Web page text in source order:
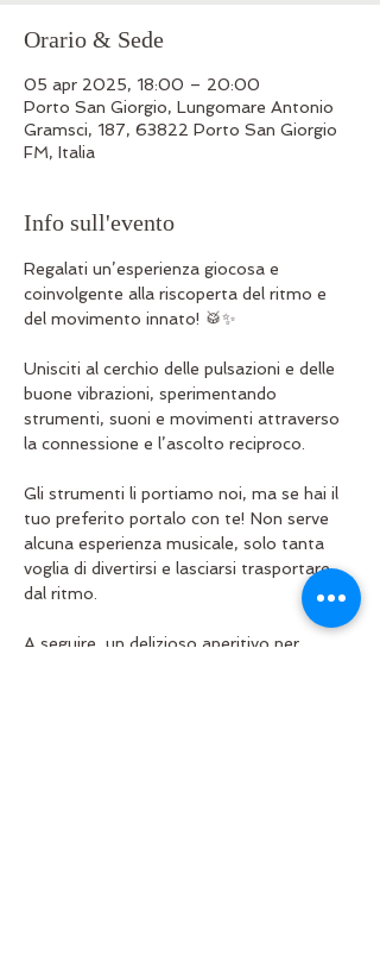
Orario & Sede
05 apr 2025, 18:00 – 20:00
Porto San Giorgio, Lungomare Antonio
Gramsci, 187, 63822 Porto San Giorgio
FM, Italia
Info sull'evento
Regalati un’esperienza giocosa e
coinvolgente alla riscoperta del ritmo e
del movimento innato! 🥁✨
Unisciti al cerchio delle pulsazioni e delle
buone vibrazioni, sperimentando
strumenti, suoni e movimenti attraverso
la connessione e l’ascolto reciproco.
Gli strumenti li portiamo noi, ma se hai il
tuo preferito portalo con te! Non serve
alcuna esperienza musicale, solo tanta
voglia di divertirsi e lasciarsi trasportare
dal ritmo.
A seguire, un delizioso aperitivo per